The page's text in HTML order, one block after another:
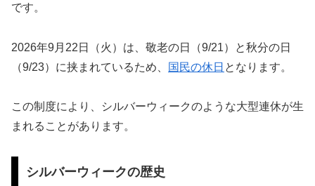
です。
2026年9月22日（火）は、敬老の日（9/21）と秋分の日
（9/23）に挟まれているため、
国民の休日 となります。
この制度により、シルバーウィークのような大型連休が生
まれることがあります。
シルバーウィークの歴史